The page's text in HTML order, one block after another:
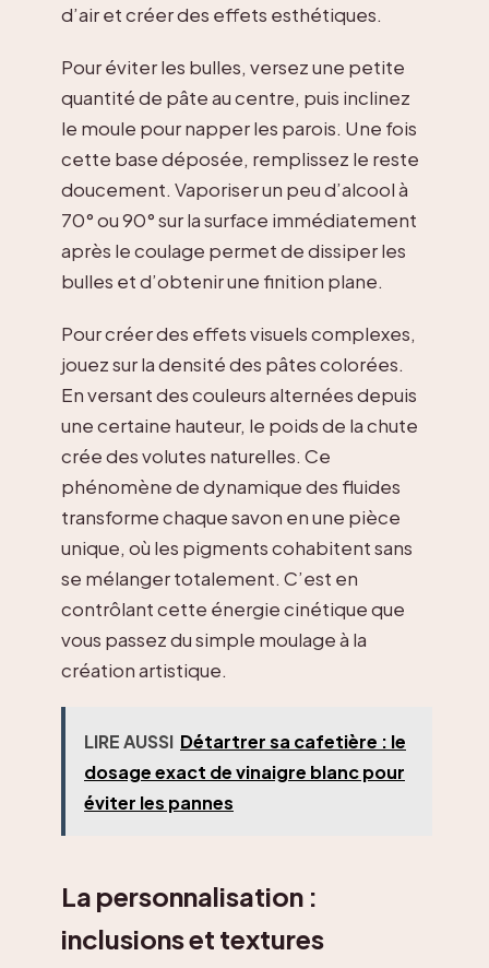
d’air et créer des effets esthétiques.
Pour éviter les bulles, versez une petite
quantité de pâte au centre, puis inclinez
le moule pour napper les parois. Une fois
cette base déposée, remplissez le reste
doucement. Vaporiser un peu d’alcool à
70° ou 90° sur la surface immédiatement
après le coulage permet de dissiper les
bulles et d’obtenir une finition plane.
Pour créer des effets visuels complexes,
jouez sur la densité des pâtes colorées.
En versant des couleurs alternées depuis
une certaine hauteur, le poids de la chute
crée des volutes naturelles. Ce
phénomène de dynamique des fluides
transforme chaque savon en une pièce
unique, où les pigments cohabitent sans
se mélanger totalement. C’est en
contrôlant cette énergie cinétique que
vous passez du simple moulage à la
création artistique.
LIRE AUSSI Détartrer sa cafetière : le
dosage exact de vinaigre blanc pour
éviter les pannes
La personnalisation :
inclusions et textures